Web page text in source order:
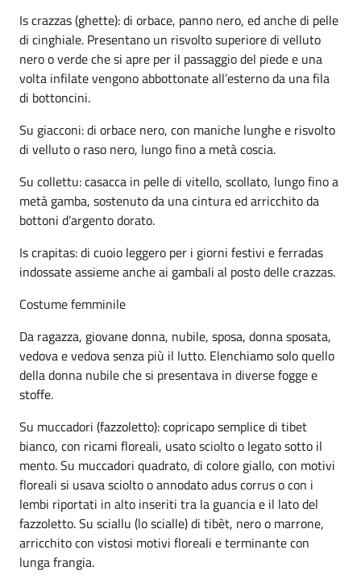
Is crazzas (ghette): di orbace, panno nero, ed anche di pelle
di cinghiale. Presentano un risvolto superiore di velluto
nero o verde che si apre per il passaggio del piede e una
volta infilate vengono abbottonate all’esterno da una fila
di bottoncini.
Su giacconi: di orbace nero, con maniche lunghe e risvolto
di velluto o raso nero, lungo fino a metà coscia.
Su collettu: casacca in pelle di vitello, scollato, lungo fino a
metà gamba, sostenuto da una cintura ed arricchito da
bottoni d’argento dorato.
Is crapitas: di cuoio leggero per i giorni festivi e ferradas
indossate assieme anche ai gambali al posto delle crazzas.
Costume femminile
Da ragazza, giovane donna, nubile, sposa, donna sposata,
vedova e vedova senza più il lutto. Elenchiamo solo quello
della donna nubile che si presentava in diverse fogge e
stoffe.
Su muccadori (fazzoletto): copricapo semplice di tibet
bianco, con ricami floreali, usato sciolto o legato sotto il
mento. Su muccadori quadrato, di colore giallo, con motivi
floreali si usava sciolto o annodato adus corrus o con i
lembi riportati in alto inseriti tra la guancia e il lato del
fazzoletto. Su sciallu (lo scialle) di tibèt, nero o marrone,
arricchito con vistosi motivi floreali e terminante con
lunga frangia.